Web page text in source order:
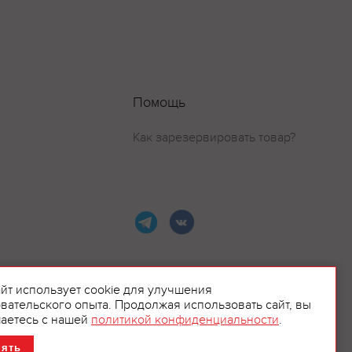
Помощь
Как зарезервировать товар?
использует cookie для улучшения
опыта. Продолжая использовать сайт, вы
с нашей политикой конфиденциальности.